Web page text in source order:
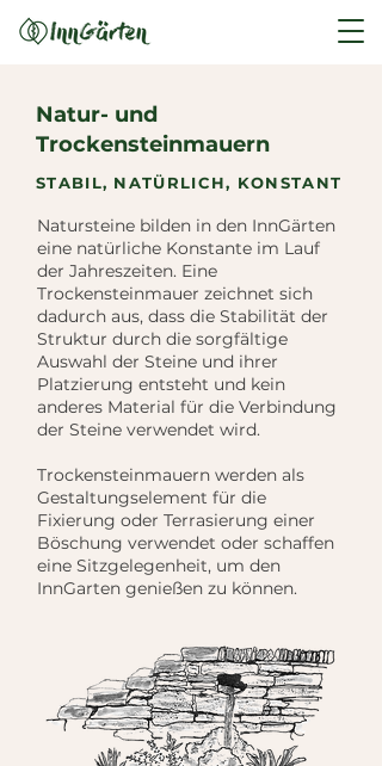
Natur- und
Trockensteinmauern
STABIL, NATÜRLICH, KONSTANT
Natursteine bilden in den InnGärten
eine natürliche Konstante im Lauf
der Jahreszeiten. Eine
Trockensteinmauer zeichnet sich
dadurch aus, dass die Stabilität der
Struktur durch die sorgfältige
Auswahl der Steine und ihrer
Platzierung entsteht und kein
anderes Material für die Verbindung
der Steine verwendet wird.
Trockensteinmauern werden als
Gestaltungselement für die
Fixierung oder Terrasierung einer
Böschung verwendet oder schaffen
eine Sitzgelegenheit, um den
InnGarten genießen zu können.